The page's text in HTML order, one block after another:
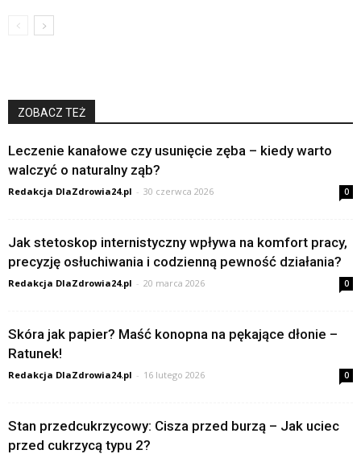
ZOBACZ TEŻ
Leczenie kanałowe czy usunięcie zęba – kiedy warto
walczyć o naturalny ząb?
Redakcja DlaZdrowia24.pl - 30 czerwca 2026 0
Jak stetoskop internistyczny wpływa na komfort pracy,
precyzję osłuchiwania i codzienną pewność działania?
Redakcja DlaZdrowia24.pl - 20 marca 2026 0
Skóra jak papier? Maść konopna na pękające dłonie –
Ratunek!
Redakcja DlaZdrowia24.pl - 16 lutego 2026 0
Stan przedcukrzycowy: Cisza przed burzą – Jak uciec
przed cukrzycą typu 2?